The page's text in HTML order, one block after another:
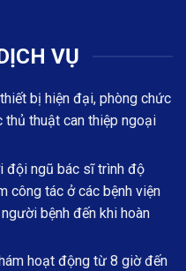
VỤ
bị hiện đại, phòng chức
thủ thuật can thiệp ngoại
đội ngũ bác sĩ trình độ
công tác ở các bệnh viện
bệnh đến khi hoàn
hoạt động từ 8 giờ đến